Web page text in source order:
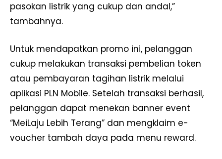
pasokan listrik yang cukup dan andal,”
tambahnya.
Untuk mendapatkan promo ini, pelanggan
cukup melakukan transaksi pembelian token
atau pembayaran tagihan listrik melalui
aplikasi PLN Mobile. Setelah transaksi berhasil,
pelanggan dapat menekan banner event
“MeiLaju Lebih Terang” dan mengklaim e-
voucher tambah daya pada menu reward.